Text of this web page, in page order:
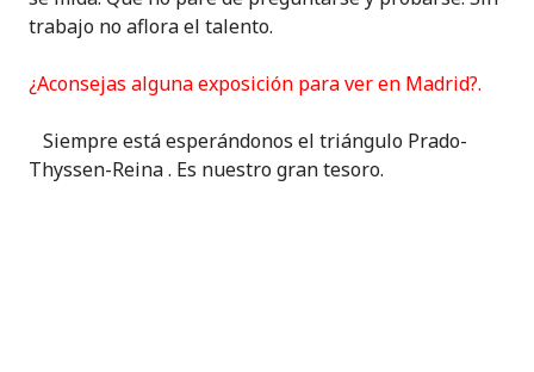
trabajo no aflora el talento.
¿Aconsejas alguna exposición para ver en Madrid?.
Siempre está esperándonos el triángulo Prado-
Thyssen-Reina . Es nuestro gran tesoro.